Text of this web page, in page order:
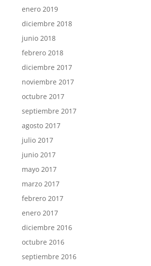
enero 2019
diciembre 2018
junio 2018
febrero 2018
diciembre 2017
noviembre 2017
octubre 2017
septiembre 2017
agosto 2017
julio 2017
junio 2017
mayo 2017
marzo 2017
febrero 2017
enero 2017
diciembre 2016
octubre 2016
septiembre 2016